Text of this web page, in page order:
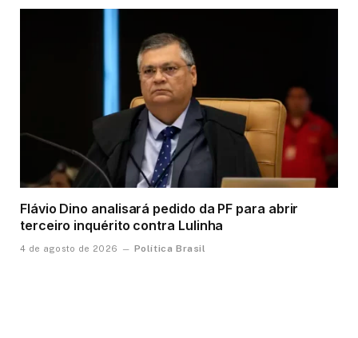
Flávio Dino analisará pedido da PF para abrir
terceiro inquérito contra Lulinha
4 de agosto de 2026 Política Brasil